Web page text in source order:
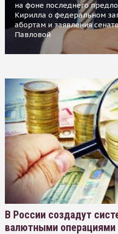
на фоне последнего
Кирилла о федеральном
абортам и заявления
Павловой
В России создадут
валютными операциями